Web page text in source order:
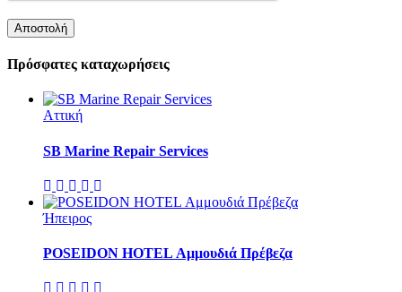
Πρόσφατες καταχωρήσεις
Αττική
SB Marine Repair Services
Ήπειρος
POSEIDON HOTEL Αμμουδιά Πρέβεζα